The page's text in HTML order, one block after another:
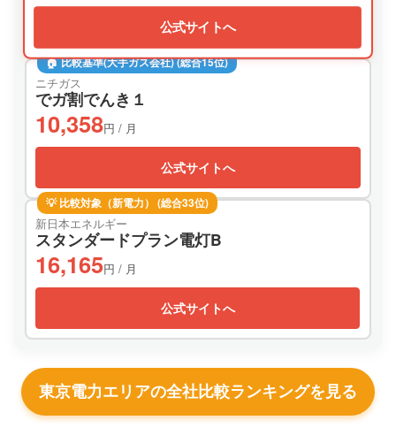
公式サイトへ
🏠 比較基準(大手ガス会社) (総合15位)
ニチガス
でガ割でんき１
10,358円 / 月
公式サイトへ
💡 比較対象（新電力） (総合33位)
新日本エネルギー
スタンダードプラン電灯B
16,165円 / 月
公式サイトへ
東京電力エリアの全社比較ランキングを見る